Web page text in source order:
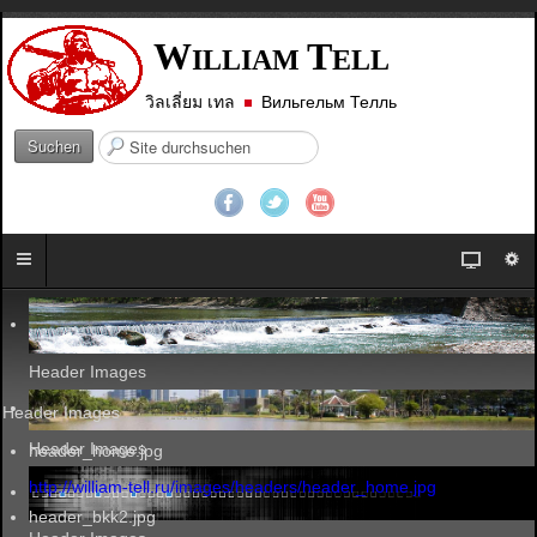
WILLIAM TELL
วิลเลี่ยม เทล Вильгельм Телль
Suchen
S
e
.
.
.
Header Images
Header Images
Header Images
header_home.jpg
http://william-tell.ru/images/headers/header_home.jpg
header_bkk2.jpg